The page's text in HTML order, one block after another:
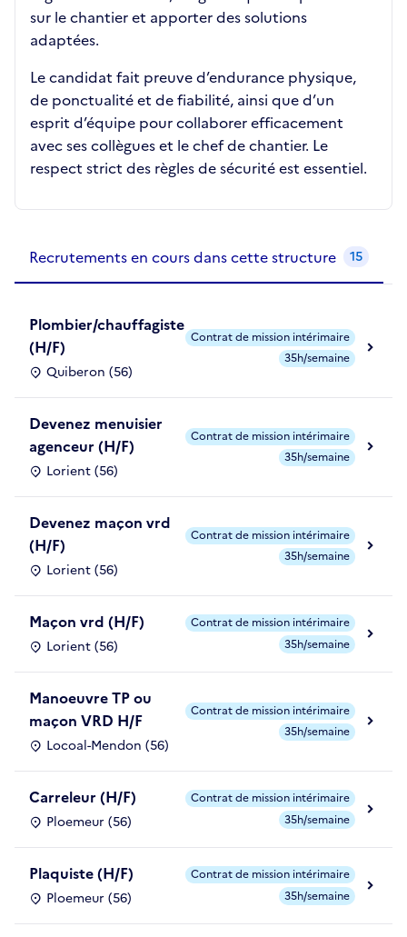
sur le chantier et apporter des solutions
adaptées.
Le candidat fait preuve d’endurance physique,
de ponctualité et de fiabilité, ainsi que d’un
esprit d’équipe pour collaborer efficacement
avec ses collègues et le chef de chantier. Le
respect strict des règles de sécurité est essentiel.
Recrutements en cours dans cette structure 15
Plombier/chauffagiste
(H/F)
Quiberon (56)
Contrat de mission intérimaire
35h/semaine
Devenez menuisier
agenceur (H/F)
Lorient (56)
Contrat de mission intérimaire
35h/semaine
Devenez maçon vrd
(H/F)
Lorient (56)
Contrat de mission intérimaire
35h/semaine
Maçon vrd (H/F)
Lorient (56)
Contrat de mission intérimaire
35h/semaine
Manoeuvre TP ou
maçon VRD H/F
Locoal-Mendon (56)
Contrat de mission intérimaire
35h/semaine
Carreleur (H/F)
Ploemeur (56)
Contrat de mission intérimaire
35h/semaine
Plaquiste (H/F)
Ploemeur (56)
Contrat de mission intérimaire
35h/semaine